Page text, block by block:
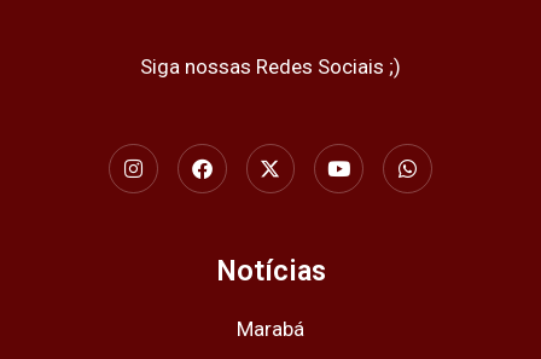
Siga nossas Redes Sociais ;)
I
n
s
F
a
c
X
-
t
t
t
Y
o
u
W
h
a
Notícias
Marabá